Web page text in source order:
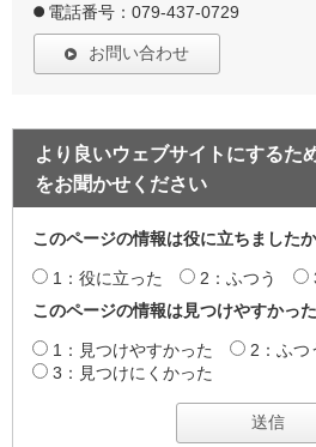
電話番号：079-437-0729
お問い合わせ
より良いウェブサイトにするた
をお聞かせください
このページの情報は役に立ちました
1：役に立った 2：ふつう
このページの情報は見つけやすかっ
1：見つけやすかった
2：ふつ
3：見つけにくかった